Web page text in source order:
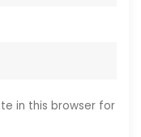
in this browser for